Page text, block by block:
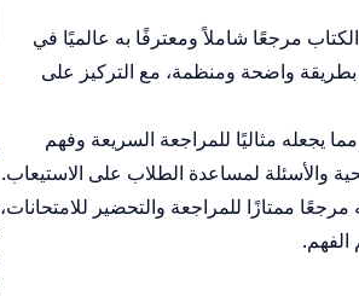
مرجعًا شاملاً ومعترفًا به عالميًا في
واضحة ومنظمة، مع التركيز على
يجعله مثاليًا للمراجعة السريعة وفهم
والأسئلة لمساعدة الطلاب على الاستيعاب.
ممتازًا للمراجعة والتحضير للامتحانات،
الفهم.